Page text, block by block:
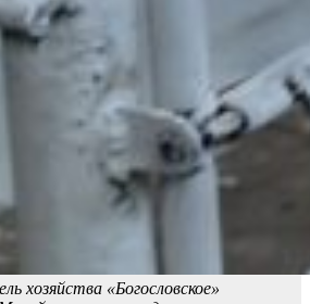
хозяйства «Богословское»